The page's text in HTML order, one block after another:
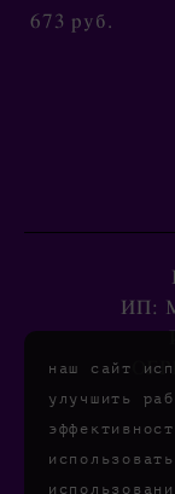
673 pуб.
ИП:
наш сайт
улучшить